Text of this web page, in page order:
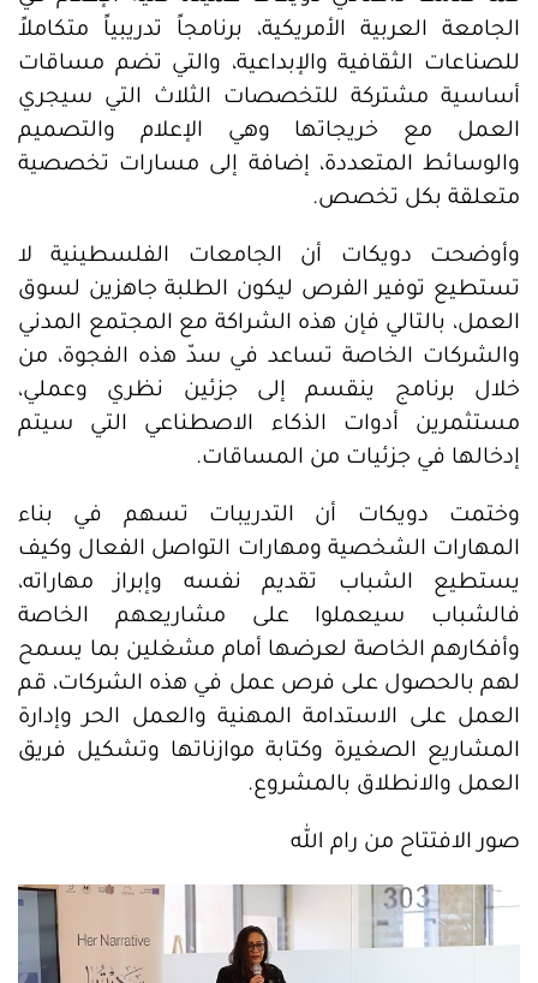
الجامعة العربية الأمريكية، برنامجاً تدريبياً متكاملاً
للصناعات الثقافية والإبداعية، والتي تضم مساقات
أساسية مشتركة للتخصصات الثلاث التي سيجري
العمل مع خريجاتها وهي الإعلام والتصميم
والوسائط المتعددة، إضافة إلى مسارات تخصصية
متعلقة بكل تخصص.
وأوضحت دويكات أن الجامعات الفلسطينية لا
تستطيع توفير الفرص ليكون الطلبة جاهزين لسوق
العمل، بالتالي فإن هذه الشراكة مع المجتمع المدني
والشركات الخاصة تساعد في سدّ هذه الفجوة، من
خلال برنامج ينقسم إلى جزئين نظري وعملي،
مستثمرين أدوات الذكاء الاصطناعي التي سيتم
إدخالها في جزئيات من المساقات.
وختمت دويكات أن التدريبات تسهم في بناء
المهارات الشخصية ومهارات التواصل الفعال وكيف
يستطيع الشباب تقديم نفسه وإبراز مهاراته،
فالشباب سيعملوا على مشاريعهم الخاصة
وأفكارهم الخاصة لعرضها أمام مشغلين بما يسمح
لهم بالحصول على فرص عمل في هذه الشركات، قم
العمل على الاستدامة المهنية والعمل الحر وإدارة
المشاريع الصغيرة وكتابة موازناتها وتشكيل فريق
العمل والانطلاق بالمشروع.
صور الافتتاح من رام الله